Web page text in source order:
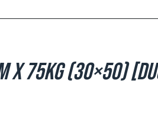
x 75kg (30×50)